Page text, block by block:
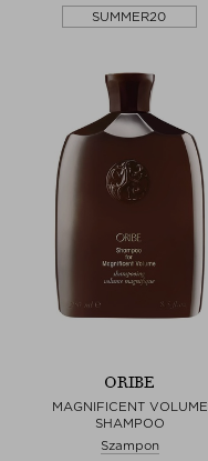
SUMMER20
ORIBE
MAGNIFICENT VOLUME
SHAMPOO
Szampon